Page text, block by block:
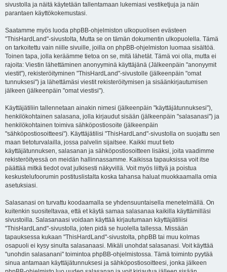
sivustolla ja näitä käytetään tallentamaan lukemiasi vestiketjuja ja näin
parantaen käyttökokemustasi.
Saatamme myös luoda phpBB-ohjelmiston ulkopuolisen evästeen
"ThisHardLand"-sivustolta, Mutta se on tämän dokumentin ulkopuolella. Tämä
on tarkoitettu vain niille sivuille, joilla on phpBB-ohjelmiston luomaa sisältöä.
Toinen tapa, jolla keräämme tietoa on se, mitä lähetät. Tämä voi olla, mutta ei
rajoita: Viestin lähettäminen anonyyminä käyttäjänä (Jälkeenpäin "anonyymit
viestit"), rekisteröityminen "ThisHardLand"-sivustolle (jälkeenpäin "omat
tunnuksesi") ja lähettämäsi viestit rekisteröitymisen ja sisäänkirjautumisen
jälkeen (jälkeenpäin "omat viestisi").
Käyttäjätiliin tallennetaan ainakin nimesi (jälkeenpäin "käyttäjätunnuksesi"),
henkilökohtainen salasana, jolla kirjaudut sisään (jälkeenpäin "salasanasi") ja
henkilökohtainen toimiva sähköpostiosoite (jälkeenpäin
"sähköpostiosoitteesi"). Käyttäjätilisi "ThisHardLand"-sivustolla on suojattu sen
maan tietoturvalailla, jossa palvelin sijaitsee. Kaikki muut tieto
käyttäjätunnuksen, salasanan ja sähköpostiosoitteen lisäksi, joita vaadimme
rekisteröityessä on meidän hallinnassamme. Kaikissa tapauksissa voit itse
päättää mitkä tiedot ovat julkisesti näkyvillä. Voit myös liittyä ja poistua
keskustelufoorumin postituslistalta koska tahansa haluat muokkaamalla omia
asetuksiasi.
Salasanasi on turvattu koodaamalla se yhdensuuntaisella menetelmällä. On
kuitenkin suositeltavaa, että et käytä samaa salasanaa kaikilla käyttämilläsi
sivustoilla. Salasanaasi voidaan käyttää kirjautumaan käyttäjätiliisi
"ThisHardLand"-sivustolla, joten pidä se huolella tallessa. Missään
tapauksessa kukaan "ThisHardLand"-sivustolta, phpBB tai muu kolmas
osapuoli ei kysy sinulta salasanaasi. Mikäli unohdat salasanasi. Voit käyttää
"unohdin salasanani" toimintoa phpBB-ohjelmistossa. Tämä toiminto pyytää
sinua antamaan käyttäjätunnuksesi ja sähköpostiosoitteesi, jonka jälkeen